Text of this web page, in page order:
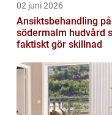
02 juni 2026
Ansiktsbehandling på
södermalm hudvård som
faktiskt gör skillnad